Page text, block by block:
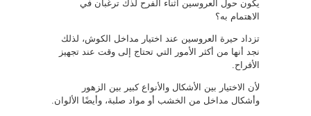
يكون حول العروسين أثناء الفرح لذك ترغبان في
الاهتمام به؟
تزداد حيرة العروسين عند اختيار مداخل الكوش، لذلك
نجد أنها من أكثر الأمور التي تحتاج إلى وقت عند تجهيز
الأفراح.
لأن الاختيار بين الأشكال والأنواع كبير بين الزهور
وأشكال مداخل من الخشب أو مواد صلبة، وأيضًا الألوان.